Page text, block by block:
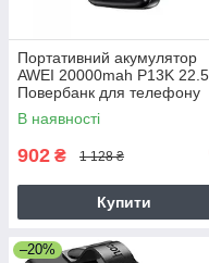
Портативний акумулятор
AWEI 20000mah P13K
Повербанк для телефону
Powerbank Зовнішній
акумулятор
В наявності
902 ₴ 1 128 ₴
Купити
–20%